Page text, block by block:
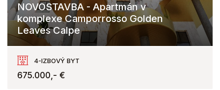
NOVOSTAVBA - Apartmán v
komplexe Camporrosso Golden
Leaves Calpe
Av. Rumaniá 32, Calpe
4-IZBOVÝ BYT
675.000,- €